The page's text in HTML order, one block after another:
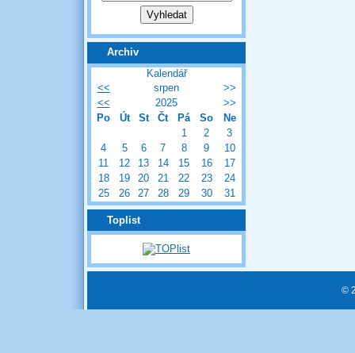
Archiv
Kalendář
<<
srpen
>>
<<
2025
>>
Po
Út St Čt Pá So
Ne
1
2
3
4
5 6 7 8 9
10
11
12 13 14 15 16
17
18
19 20 21 22 23
24
25
26 27 28 29 30 31
Toplist
©